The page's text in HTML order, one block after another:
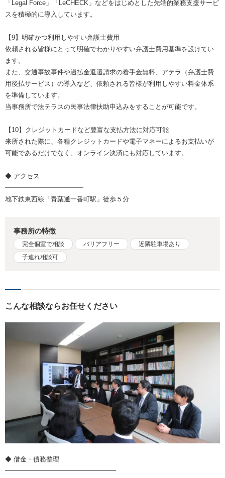
「Legal Force」「LeCHECK」などをはじめとした先端的業務支援サービ
スを積極的に導入しています。
【9】明確かつ利用しやすい弁護士費用
依頼される皆様にとって明確でわかりやすい弁護士費用基準を設けてい
ます。
また、交通事故事件や過払金返還請求の着手金無料、アテラ（弁護士費
用後払サービス）の導入など、依頼される皆様が利用しやすい料金体系
を準備しています。
当事務所で法テラスの民事法律扶助申込みをすることが可能です。
【10】クレジットカードなど豊富な支払方法に対応可能
来所された際に、各種クレジットカードや電子マネーによるお支払いが
可能であるだけでなく、オンライン決済にも対応しています。
◆ アクセス
━━━━━━━━━━━━
地下鉄東西線「青葉通一番町駅」徒歩５分
事務所の特徴
完全個室で相談 バリアフリー
近隣駐車場あり
子連れ相談可
こんな相談ならお任せください
◆ 借金・債務整理
━━━━━━━━━━━━━━━━━